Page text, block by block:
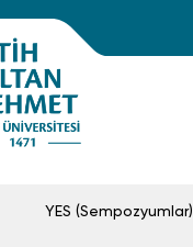
YES (Sempozyumlar)